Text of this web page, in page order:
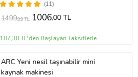
(11)
1499,99 TL 1006,00 TL
107,30 TL'den Başlayan Taksitlerle
ARC Yeni nesil taşınabilir mini
kaynak makinesi